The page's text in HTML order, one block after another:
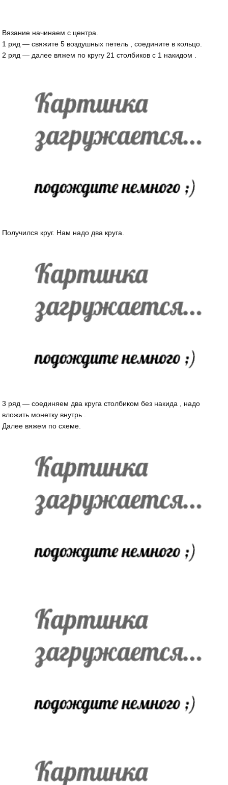
Вязание начинаем с центра.
1 ряд — свяжите 5 воздушных петель , соедините в кольцо.
2 ряд — далее вяжем по кругу 21 столбиков с 1 накидом .
Получился круг. Нам надо два круга.
3 ряд — соединяем два круга столбиком без накида , надо
вложить монетку внутрь .
Далее вяжем по схеме.